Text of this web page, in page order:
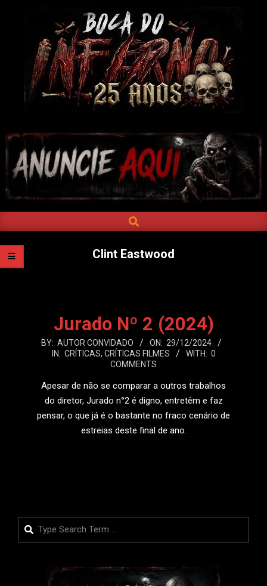
DO
INFERNO
Navigation
Menu
SEARCH
Clint Eastwood
Jurado Nº 2 (2024)
2024-
BY: AUTOR CONVIDADO ON: 29/12/2024
IN: CRÍTICAS, CRÍTICAS FILMES WITH: 0
COMMENTS
Apesar de não se comparar a outros trabalhos
do diretor, Jurado n°2 é digno, entretêm e faz
pensar, o que já é o bastante no fraco cenário de
estreias deste final de ano.
Search